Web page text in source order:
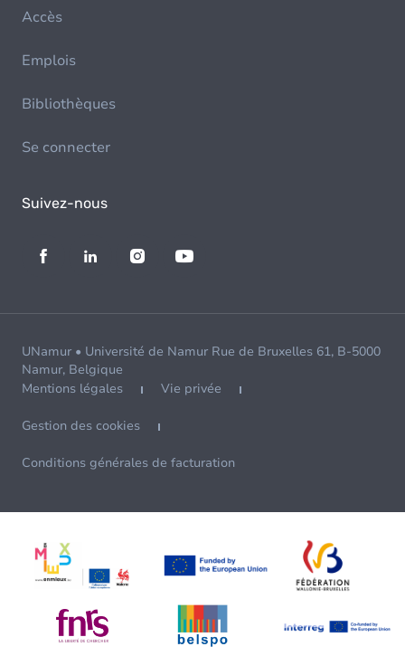
Accès
Emplois
Bibliothèques
Se connecter
Suivez-nous
UNamur • Université de Namur Rue de Bruxelles 61, B-5000
Namur, Belgique
Mentions légales
Vie privée
Gestion des cookies
Conditions générales de facturation